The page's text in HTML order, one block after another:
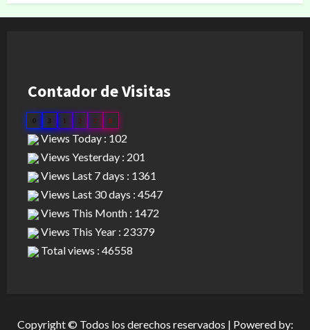
Contador de Visitas
0 3 1 3 2 8
Views Today : 102
Views Yesterday : 201
Views Last 7 days : 1361
Views Last 30 days : 4547
Views This Month : 1472
Views This Year : 23379
Total views : 46558
Copyright © Todos los derechos reservados | Powered by: